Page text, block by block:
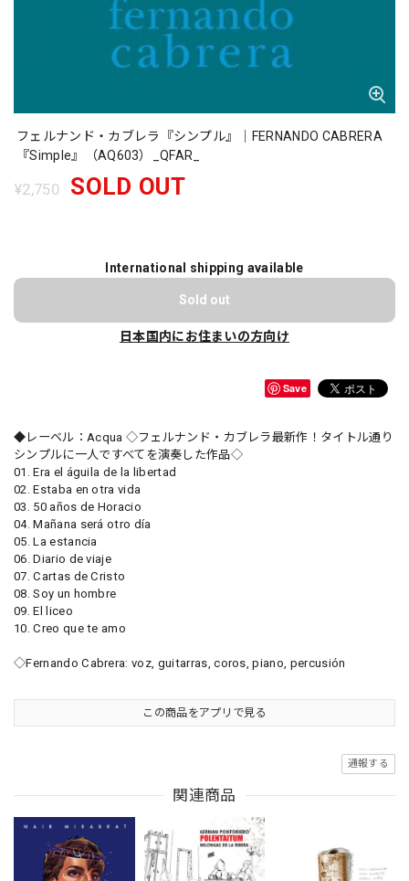
フェルナンド・カブレラ『シンプル』｜FERNANDO CABRERA
『Simple』（AQ603）_QFAR_
¥2,750 SOLD OUT
International shipping available
Sold out
日本国内にお住まいの方向け
Save
◆レーベル：Acqua ◇フェルナンド・カブレラ最新作！タイトル通り
シンプルに一人ですべてを演奏した作品◇
01. Era el águila de la libertad
02. Estaba en otra vida
03. 50 años de Horacio
04. Mañana será otro día
05. La estancia
06. Diario de viaje
07. Cartas de Cristo
08. Soy un hombre
09. El liceo
10. Creo que te amo
◇Fernando Cabrera: voz, guitarras, coros, piano, percusión
この商品をアプリで見る
通報する
関連商品